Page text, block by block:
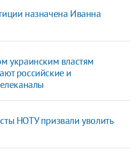
назначена Иванна
украинским властям
российские и
НОТУ призвали уволить